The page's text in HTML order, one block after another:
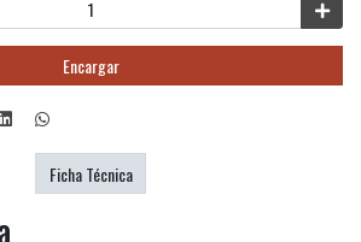
Encargar
Ficha Técnica